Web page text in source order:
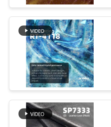
HƯỚNG
DẪN
CHÚNG
TÔI
Vải nylon